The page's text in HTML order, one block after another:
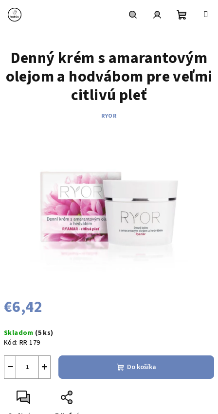
obsah
košík
€6,42
cena:
Skladom (5 ks)
Kód: RR 179
+
− Do košíka
Denný krém s amarantovým
olejom a hodvábom pre veľmi
citlivú pleť
RYOR